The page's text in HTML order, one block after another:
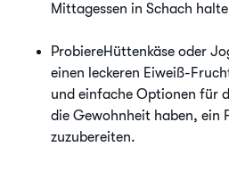
Mittagessen in Schach
ProbiereHüttenkäse oder
einen leckeren Eiweiß-
und einfache Optionen für
die Gewohnheit haben, ein
zuzubereiten.